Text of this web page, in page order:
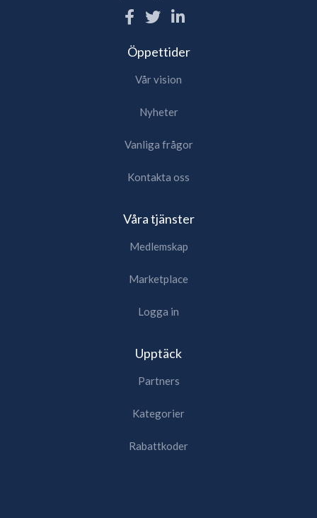
Öppettider
Vår vision
Nyheter
Vanliga frågor
Kontakta oss
Våra tjänster
Medlemskap
Marketplace
Logga in
Upptäck
Partners
Kategorier
Rabattkoder